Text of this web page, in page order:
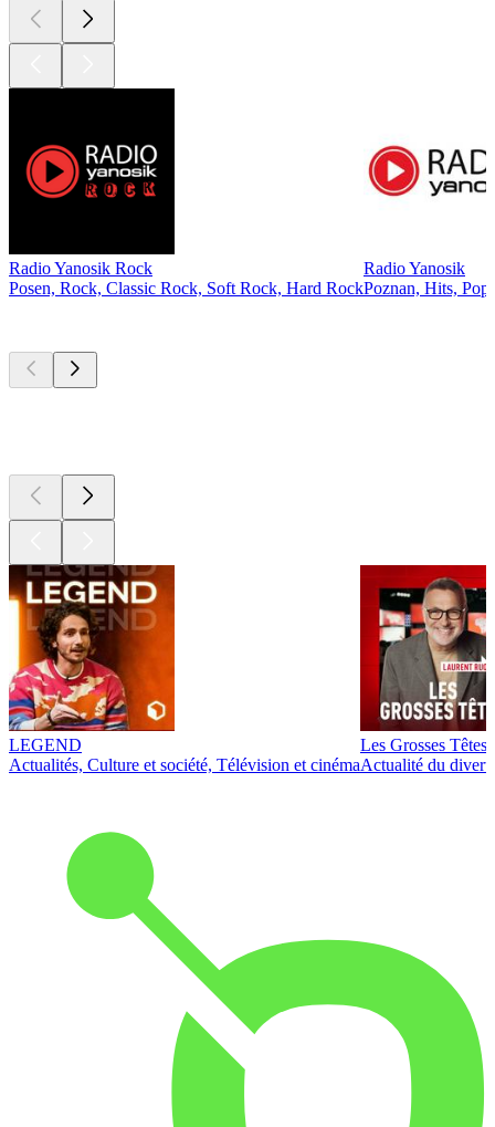
Radio Yanosik Rock
Posen, Rock, Classic Rock, Soft Rock, Hard Rock
Radio Yanosik
Poznan, Hits,
LEGEND
Actualités, Culture et société, Télévision et cinéma
Les Grosses Têtes
Actualité du